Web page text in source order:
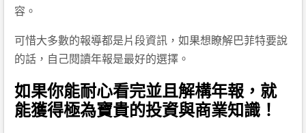
容。
可惜大多數的報導都是片段資訊，如果想瞭解巴菲特要說
的話，自己閱讀年報是最好的選擇。
如果你能耐心看完並且解構年報，就
能獲得極為寶貴的投資與商業知識！